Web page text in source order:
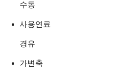
수동
사용연료
경유
가변축